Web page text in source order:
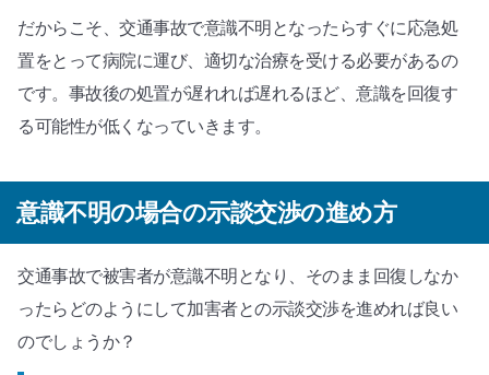
だからこそ、交通事故で意識不明となったらすぐに応急処
置をとって病院に運び、適切な治療を受ける必要があるの
です。事故後の処置が遅れれば遅れるほど、意識を回復す
る可能性が低くなっていきます。
意識不明の場合の示談交渉の進め方
交通事故で被害者が意識不明となり、そのまま回復しなか
ったらどのようにして加害者との示談交渉を進めれば良い
のでしょうか？